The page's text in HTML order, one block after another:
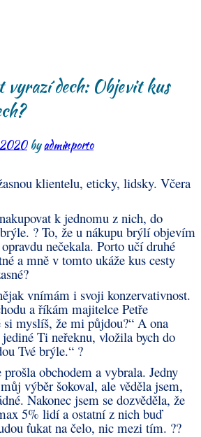
vyrazí dech: Objevit kus
byadminporto
klientelu, eticky, lidsky. Včera
k jednomu z nich, do
? To, že u nákupu brýlí objevím
nečekala. Porto učí druhé
a mně v tomto ukáže kus cesty
vnímám i svoji konzervativnost.
a říkám majitelce Petře
si myslíš, že mi půjdou?“ A ona
Ti neřeknu, vložila bych do
Tvé brýle.“ ?
obchodem a vybrala. Jedny
výběr šokoval, ale věděla jsem,
Nakonec jsem se dozvěděla, že
5% lidí a ostatní z nich buď
ťukat na čelo, nic mezi tím. ??